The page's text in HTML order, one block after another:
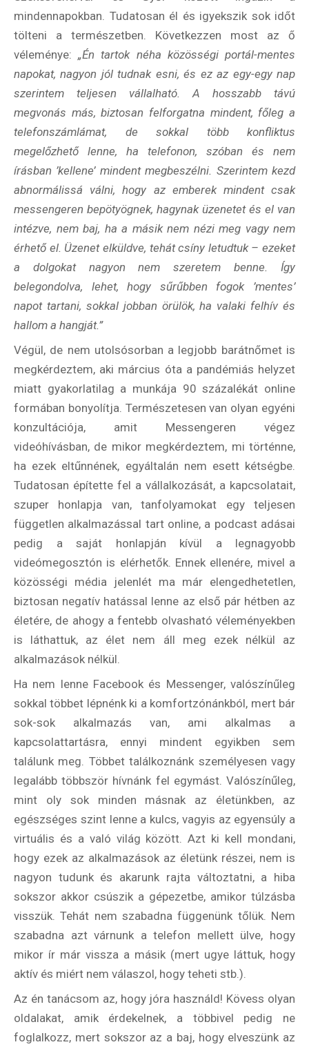
Email Cím
most ingyen megkapsz Tőlünk!
Világkörüli
ízutazás
Külföldre
Költözünk!
Kaland -
játék -
kockázat
100
Utazási
Élmény
poszter
Feliratkozom
Felhasználási feltételek
mindennapokban. Tudatosan él és igyekszik sok időt
tölteni a természetben. Következzen most az ő
véleménye:„Én tartok néha közösségi portál-mentes
napokat, nagyon jól tudnak esni, és ez az egy-egy nap
szerintem teljesen vállalható. A hosszabb távú
megvonás más, biztosan felforgatna mindent, főleg a
telefonszámlámat, de sokkal több konfliktus
megelőzhető lenne, ha telefonon, szóban és nem
írásban ’kellene’ mindent megbeszélni. Szerintem kezd
abnormálissá válni, hogy az emberek mindent csak
messengeren bepötyögnek, hagynak üzenetet és el van
intézve, nem baj, ha a másik nem nézi meg vagy nem
érhető el. Üzenet elküldve, tehát csíny letudtuk – ezeket
a dolgokat nagyon nem szeretem benne. Így
belegondolva, lehet, hogy sűrűbben fogok ’mentes’
napot tartani, sokkal jobban örülök, ha valaki felhív és
hallom a hangját.”
Végül, de nem utolsósorban a legjobb barátnőmet is
megkérdeztem, aki március óta a pandémiás helyzet
miatt gyakorlatilag a munkája 90 százalékát online
formában bonyolítja. Természetesen van olyan egyéni
konzultációja, amit Messengeren végez
videóhívásban, de mikor megkérdeztem, mi történne,
ha ezek eltűnnének, egyáltalán nem esett kétségbe.
Tudatosan építette fel a vállalkozását, a kapcsolatait,
szuper honlapja van, tanfolyamokat egy teljesen
független alkalmazással tart online, a podcast adásai
pedig a saját honlapján kívül a legnagyobb
videómegosztón is elérhetők. Ennek ellenére, mivel a
közösségi média jelenlét ma már elengedhetetlen,
biztosan negatív hatással lenne az első pár hétben az
életére, de ahogy a fentebb olvasható véleményekben
is láthattuk, az élet nem áll meg ezek nélkül az
alkalmazások nélkül.
Ha nem lenne Facebook és Messenger, valószínűleg
sokkal többet lépnénk ki a komfortzónánkból, mert bár
sok-sok alkalmazás van, ami alkalmas a
kapcsolattartásra, ennyi mindent egyikben sem
találunk meg. Többet találkoznánk személyesen vagy
legalább többször hívnánk fel egymást. Valószínűleg,
mint oly sok minden másnak az életünkben, az
egészséges szint lenne a kulcs, vagyis az egyensúly a
virtuális és a való világ között. Azt ki kell mondani,
hogy ezek az alkalmazások az életünk részei, nem is
nagyon tudunk és akarunk rajta változtatni, a hiba
sokszor akkor csúszik a gépezetbe, amikor túlzásba
visszük. Tehát nem szabadna függenünk tőlük. Nem
szabadna azt várnunk a telefon mellett ülve, hogy
mikor ír már vissza a másik (mert ugye láttuk, hogy
aktív és miért nem válaszol, hogy teheti stb.).
Az én tanácsom az, hogy jóra használd! Kövess olyan
oldalakat, amik érdekelnek, a többivel pedig ne
foglalkozz, mert sokszor az a baj, hogy elveszünk az